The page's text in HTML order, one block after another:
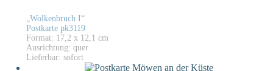
„Wolkenbruch I“
Postkarte pk3119
Format: 17,2 x 12,1 cm
Ausrichtung: quer
Lieferbar: sofort